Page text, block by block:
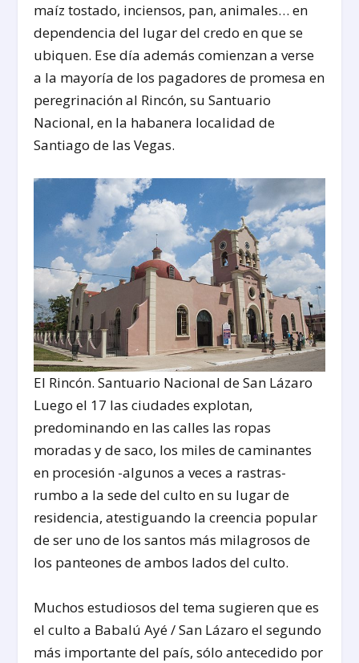
maíz tostado, inciensos, pan, animales… en
dependencia del lugar del credo en que se
ubiquen. Ese día además comienzan a verse
a la mayoría de los pagadores de promesa en
peregrinación al Rincón, su Santuario
Nacional, en la habanera localidad de
Santiago de las Vegas.
El Rincón. Santuario Nacional de San Lázaro
Luego el 17 las ciudades explotan,
predominando en las calles las ropas
moradas y de saco, los miles de caminantes
en procesión -algunos a veces a rastras-
rumbo a la sede del culto en su lugar de
residencia, atestiguando la creencia popular
de ser uno de los santos más milagrosos de
los panteones de ambos lados del culto.
Muchos estudiosos del tema sugieren que es
el culto a Babalú Ayé / San Lázaro el segundo
más importante del país, sólo antecedido por